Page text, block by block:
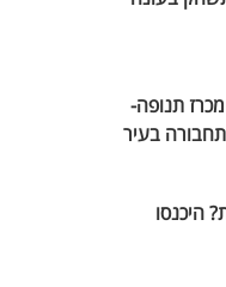
תנופה-
בעיר
היכנסו